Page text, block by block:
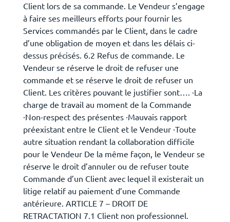
Client lors de sa commande. Le Vendeur s’engage
à faire ses meilleurs efforts pour fournir les
Services commandés par le Client, dans le cadre
d’une obligation de moyen et dans les délais ci-
dessus précisés. 6.2 Refus de commande. Le
Vendeur se réserve le droit de refuser une
commande et se réserve le droit de refuser un
Client. Les critères pouvant le justifier sont…. ·La
charge de travail au moment de la Commande
·Non-respect des présentes ·Mauvais rapport
préexistant entre le Client et le Vendeur ·Toute
autre situation rendant la collaboration difficile
pour le Vendeur De la même façon, le Vendeur se
réserve le droit d’annuler ou de refuser toute
Commande d’un Client avec lequel il existerait un
litige relatif au paiement d’une Commande
antérieure. ARTICLE 7 – DROIT DE
RETRACTATION 7.1 Client non professionnel.